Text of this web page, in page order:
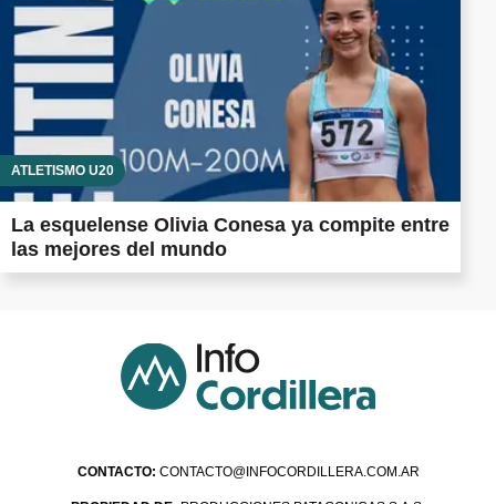
ATLETISMO U20
La esquelense Olivia Conesa ya compite entre
las mejores del mundo
CONTACTO: CONTACTO@INFOCORDILLERA.COM.AR